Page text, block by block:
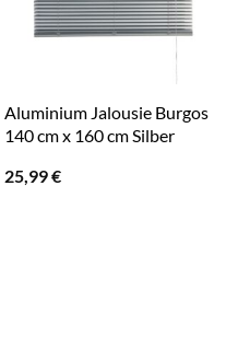
Aluminium Jalousie Burgos
140 cm x 160 cm Silber
25,99€